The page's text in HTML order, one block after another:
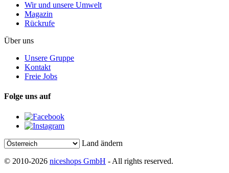
Wir und unsere Umwelt
Magazin
Rückrufe
Über uns
Unsere Gruppe
Kontakt
Freie Jobs
Folge uns auf
Land ändern
© 2010-2026 niceshops GmbH - All rights reserved.